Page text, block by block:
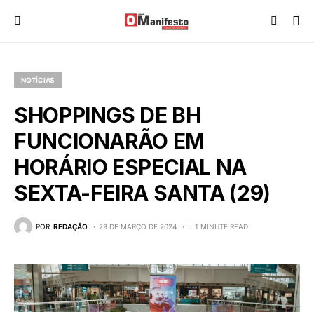
NOTÍCIAS
SHOPPINGS DE BH
FUNCIONARÃO EM
HORÁRIO ESPECIAL NA
SEXTA-FEIRA SANTA (29)
POR REDAÇÃO 29 DE MARÇO DE 2024 1 MINUTE READ